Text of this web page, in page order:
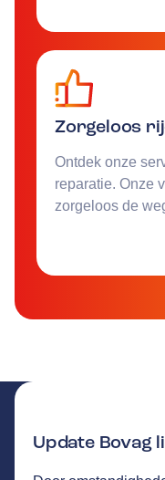
Zorgeloos
Ontdek onze
reparatie. Onze
zorgeloos de
Update Bovag